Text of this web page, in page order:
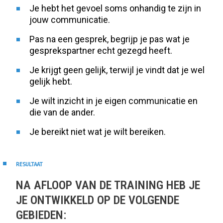
Je hebt het gevoel soms onhandig te zijn in
jouw communicatie.
Pas na een gesprek, begrijp je pas wat je
gesprekspartner echt gezegd heeft.
Je krijgt geen gelijk, terwijl je vindt dat je wel
gelijk hebt.
Je wilt inzicht in je eigen communicatie en
die van de ander.
Je bereikt niet wat je wilt bereiken.
RESULTAAT
NA AFLOOP VAN DE TRAINING HEB JE
JE ONTWIKKELD OP DE VOLGENDE
GEBIEDEN: